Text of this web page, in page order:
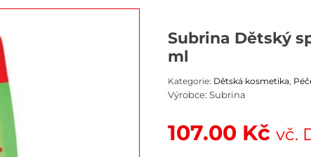
Subrina Dětský
ml
Kategorie: Dětská kosmetika
Výrobce: Subrina
107.00 Kč vč.